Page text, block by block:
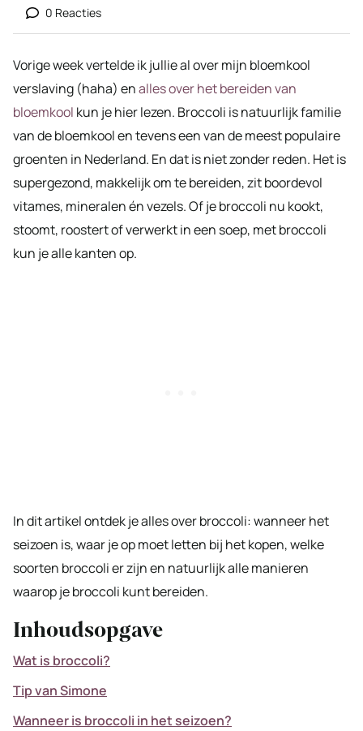
0 Reacties
Vorige week vertelde ik jullie al over mijn bloemkool
verslaving (haha) enalles over het bereiden van
bloemkool kun je hier lezen. Broccoli is natuurlijk familie
van de bloemkool en tevens een van de meest populaire
groenten in Nederland. En dat is niet zonder reden. Het is
supergezond, makkelijk om te bereiden, zit boordevol
vitames, mineralen én vezels. Of je broccoli nu kookt,
stoomt, roostert of verwerkt in een soep, met broccoli
kun je alle kanten op.
In dit artikel ontdek je alles over broccoli: wanneer het
seizoen is, waar je op moet letten bij het kopen, welke
soorten broccoli er zijn en natuurlijk alle manieren
waarop je broccoli kunt bereiden.
Inhoudsopgave
Wat is broccoli?
Tip van Simone
Wanneer is broccoli in het seizoen?